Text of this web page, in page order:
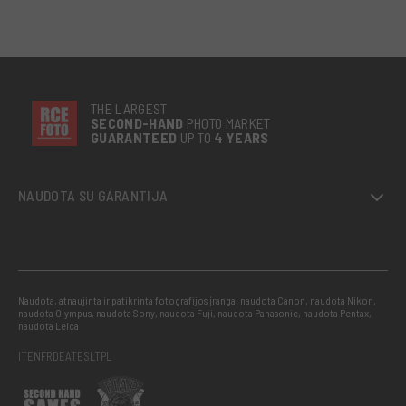
THE LARGEST
SECOND-HAND PHOTO MARKET
GUARANTEED UP TO 4 YEARS
NAUDOTA SU GARANTIJA
Naudota, atnaujinta ir patikrinta fotografijos įranga: naudota Canon, naudota Nikon,
naudota Olympus, naudota Sony, naudota Fuji, naudota Panasonic, naudota Pentax,
naudota Leica
ITENFRDEATESLTPL